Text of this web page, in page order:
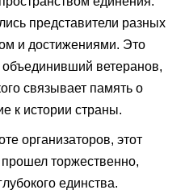
представители разных
и достижениями. Это
ветеранов,
связывает память о
к истории страны.
организаторов, этот
торжественно,
единства.